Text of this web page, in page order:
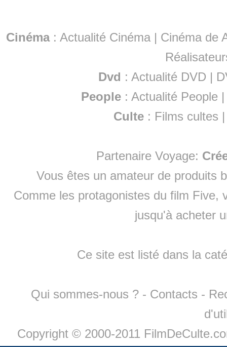
Cinéma: Actualité Cinéma | Cinéma de
Dvd : Actualité DVD |
People :Actualité People
Culte : Films cultes
Partenaire Voyage:
Vous êtes un amateur de produits
Comme les protagonistes du film Five,
jusqu'à acheter
Ce site est listé dans la
Qui sommes-nous ? - Contacts -
Copyright © 2000-2011